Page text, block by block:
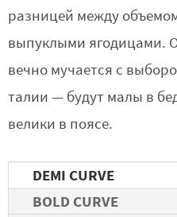
разницей между
выпуклыми ягодицами.
вечно мучается с
талии — будут малы в
велики в поясе.
DEMI CURVE
BOLD CURVE